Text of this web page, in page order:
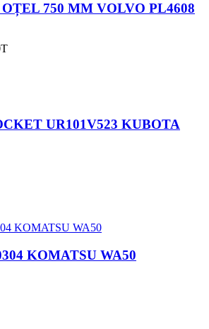
750 MM VOLVO PL4608
UR101V523 KUBOTA
KOMATSU WA50